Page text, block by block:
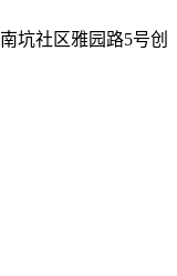
坑社区雅园路5号创